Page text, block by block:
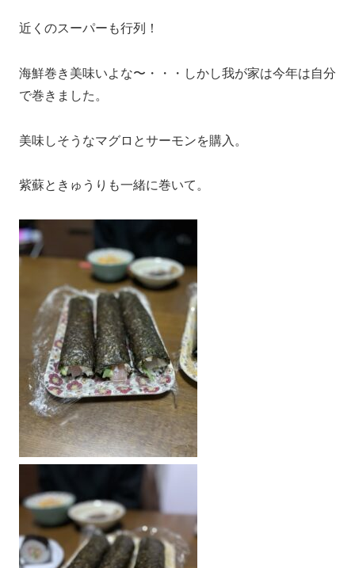
近くのスーパーも行列！
海鮮巻き美味いよな〜・・・しかし我が家は今年は自分
で巻きました。
美味しそうなマグロとサーモンを購入。
紫蘇ときゅうりも一緒に巻いて。